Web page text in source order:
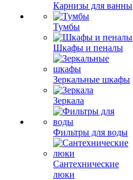
Карнизы для ванны
Тумбы
Шкафы и пеналы
Зеркальные шкафы
Зеркала
Фильтры для воды
Сантехнические
люки